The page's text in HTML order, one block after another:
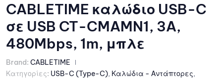
CABLETIME καλώδιο USB-C
σε USB CT-CMAMN1, 3A,
480Mbps, 1m, μπλε
Brand: CABLETIME
Κατηγορίες: USB-C (Type-C), Καλώδια - Αντάπτορες,